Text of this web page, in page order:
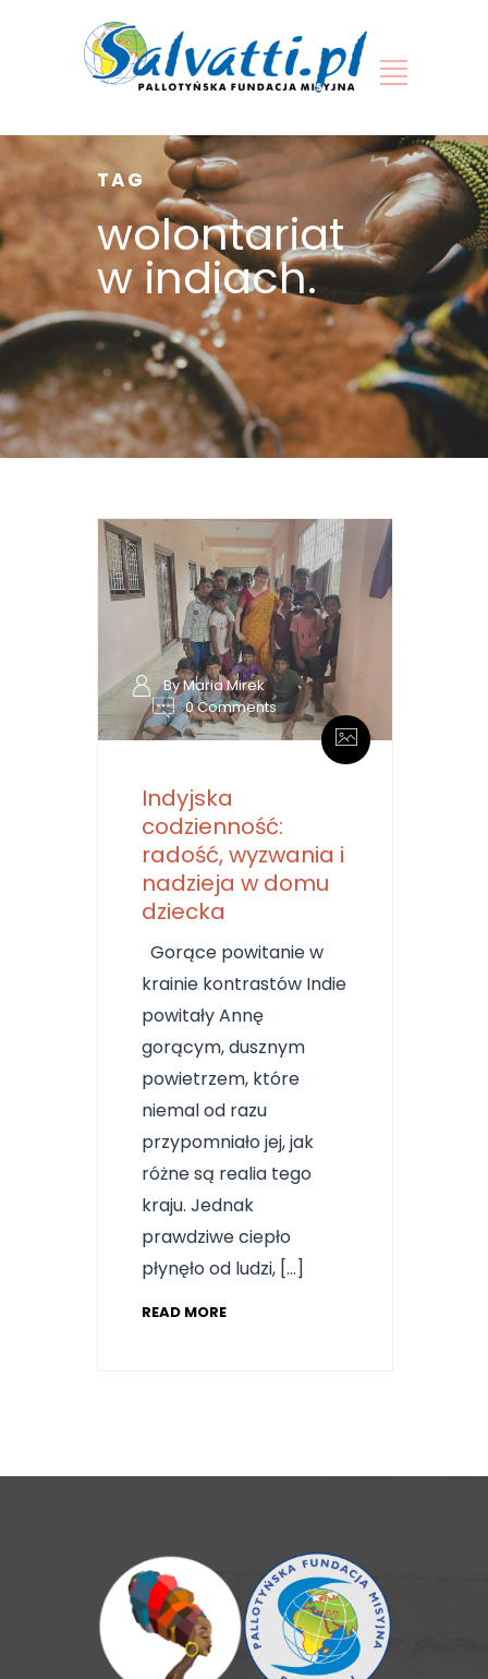
TAG
wolontariat
w indiach.
By Maria Mirek
0 Comments
Indyjska
codzienność:
radość, wyzwania i
nadzieja w domu
dziecka
Gorące powitanie w
krainie kontrastów Indie
powitały Annę
gorącym, dusznym
powietrzem, które
niemal od razu
przypomniało jej, jak
różne są realia tego
kraju. Jednak
prawdziwe ciepło
płynęło od ludzi, […]
READ MORE